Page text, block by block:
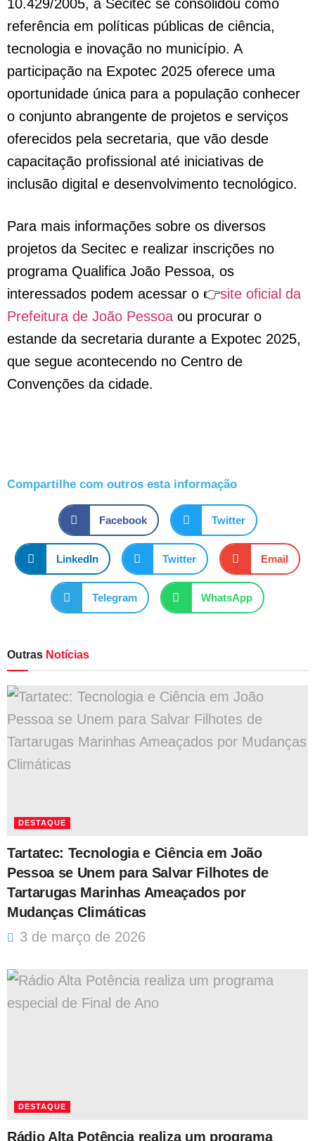
10.429/2005, a Secitec se consolidou como
referência em políticas públicas de ciência,
tecnologia e inovação no município. A
participação na Expotec 2025 oferece uma
oportunidade única para a população conhecer
o conjunto abrangente de projetos e serviços
oferecidos pela secretaria, que vão desde
capacitação profissional até iniciativas de
inclusão digital e desenvolvimento tecnológico.
Para mais informações sobre os diversos
projetos da Secitec e realizar inscrições no
programa Qualifica João Pessoa, os
interessados podem acessar o 👉site oficial da
Prefeitura de João Pessoa ou procurar o
estande da secretaria durante a Expotec 2025,
que segue acontecendo no Centro de
Convenções da cidade.
Compartilhe com outros esta informação
Facebook Twitter
LinkedIn Twitter Email
Telegram WhatsApp
Outras Notícias
DESTAQUE
Tartatec: Tecnologia e Ciência em João
Pessoa se Unem para Salvar Filhotes de
Tartarugas Marinhas Ameaçados por
Mudanças Climáticas
3 de março de 2026
DESTAQUE
Rádio Alta Potência realiza um programa